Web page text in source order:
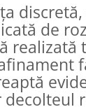
de
realizată